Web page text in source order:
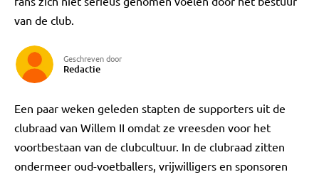
van de club.
Geschreven door
Redactie
Een paar weken geleden stapten de supporters uit de
clubraad van Willem II omdat ze vreesden voor het
voortbestaan van de clubcultuur. In de clubraad zitten
ondermeer oud-voetballers, vrijwilligers en sponsoren